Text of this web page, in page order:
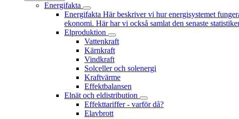
Energifakta
Energifakta Här beskriver vi hur energisystemet
ekonomi. Här har vi också samlat den senaste
Elproduktion
Vattenkraft
Kärnkraft
Vindkraft
Solceller och solenergi
Kraftvärme
Effektbalansen
Elnät och eldistribution
Effekttariffer - varför då?
Elavbrott